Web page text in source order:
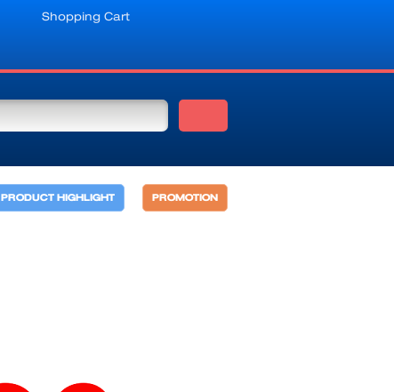
Shopping Cart
PROMOTION
PRODUCT HIGHLIGHT